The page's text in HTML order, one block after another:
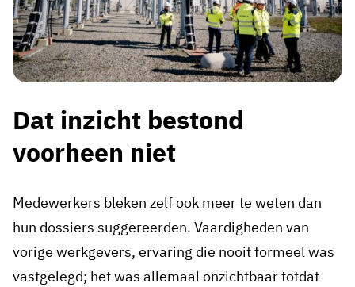
Dat inzicht bestond
voorheen niet
Medewerkers bleken zelf ook meer te weten dan
hun dossiers suggereerden. Vaardigheden van
vorige werkgevers, ervaring die nooit formeel was
vastgelegd; het was allemaal onzichtbaar totdat